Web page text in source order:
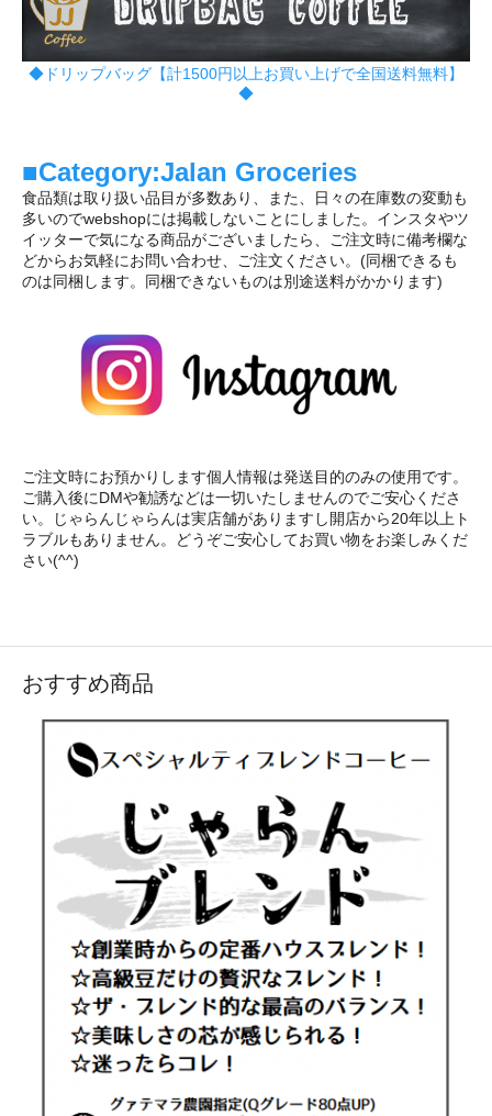
◆ドリップバッグ【計1500円以上お買い上げで全国送料無料】
◆
■Category:Jalan Groceries
食品類は取り扱い品目が多数あり、また、日々の在庫数の変動も
多いのでwebshopには掲載しないことにしました。インスタやツ
イッターで気になる商品がございましたら、ご注文時に備考欄な
どからお気軽にお問い合わせ、ご注文ください。(同梱できるも
のは同梱します。同梱できないものは別途送料がかかります)
ご注文時にお預かりします個人情報は発送目的のみの使用です。
ご購入後にDMや勧誘などは一切いたしませんのでご安心くださ
い。じゃらんじゃらんは実店舗がありますし開店から20年以上ト
ラブルもありません。どうぞご安心してお買い物をお楽しみくだ
さい(^^)
おすすめ商品